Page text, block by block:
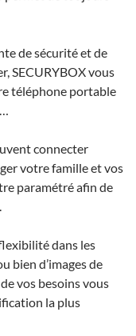
de sécurité et de
SECURYBOXvous
téléphone portable
connecter
votre famille et vos
paramétré afin de
dans les
bien d’images de
vos besoins vous
la plus